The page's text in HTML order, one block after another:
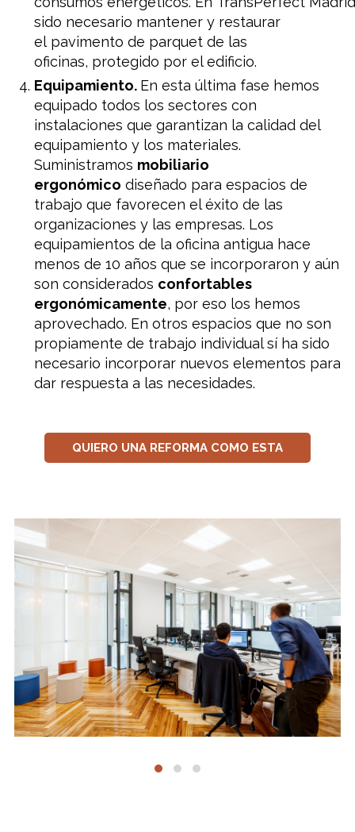
sido necesario mantener y restaurar
el pavimento de parquet de las
oficinas, protegido por el edificio.
Equipamiento. En esta última fase hemos
equipado todos los sectores con
instalaciones que garantizan la calidad del
equipamiento y los materiales.
Suministramos mobiliario
ergonómico diseñado para espacios de
trabajo que favorecen el éxito de las
organizaciones y las empresas. Los
equipamientos de la oficina antigua hace
menos de 10 años que se incorporaron y aún
son considerados confortables
ergonómicamente, por eso los hemos
aprovechado. En otros espacios que no son
propiamente de trabajo individual sí ha sido
necesario incorporar nuevos elementos para
dar respuesta a las necesidades.
QUIERO UNA REFORMA COMO ESTA